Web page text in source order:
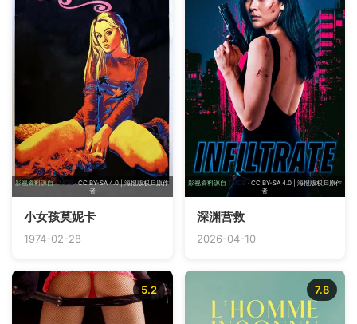
影视资料源自TMDB· CC BY-SA 4.0 | 海报版权归原作
者
小女孩莫妮卡
1974-02-28
影视资料源自 TMDB · CC BY-SA 4.0 | 海报版权归原作
者
深渊营救
2026-04-10
5.2 7.8